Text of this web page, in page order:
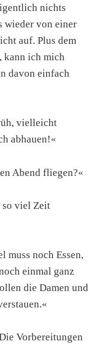
nichts
wieder von einer
auf. Plus dem
kann ich mich
davon einfach
vielleicht
abhauen!«
Abend fliegen?«
so viel Zeit
muss noch Essen,
einmal ganz
die Damen und
Vorbereitungen